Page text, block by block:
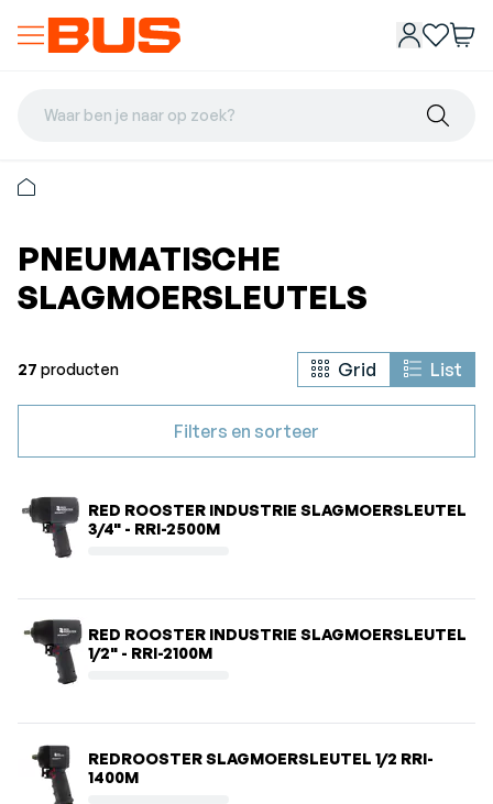
Waar ben je naar op zoek?
PNEUMATISCHE
SLAGMOERSLEUTELS
27 producten Grid List
Filters en sorteer
RED ROOSTER INDUSTRIE SLAGMOERSLEUTEL
3/4" - RRI-2500M
RED ROOSTER INDUSTRIE SLAGMOERSLEUTEL
1/2" - RRI-2100M
REDROOSTER SLAGMOERSLEUTEL 1/2 RRI-
1400M